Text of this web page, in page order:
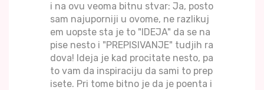
i na ovu veoma bitnu stvar: Ja, posto
sam najuporniji u ovome, ne razlikuj
em uopste sta je to "IDEJA" da se na
pise nesto i "PREPISIVANJE" tudjih ra
dova! Ideja je kad procitate nesto, pa
to vam da inspiraciju da sami to prep
isete. Pri tome bitno je da je poenta i